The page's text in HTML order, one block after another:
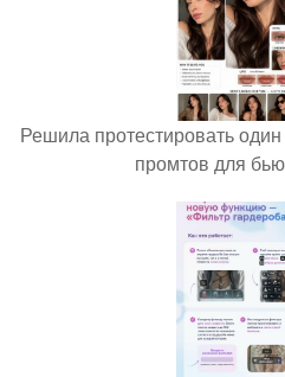
Решила протестировать
промтов для